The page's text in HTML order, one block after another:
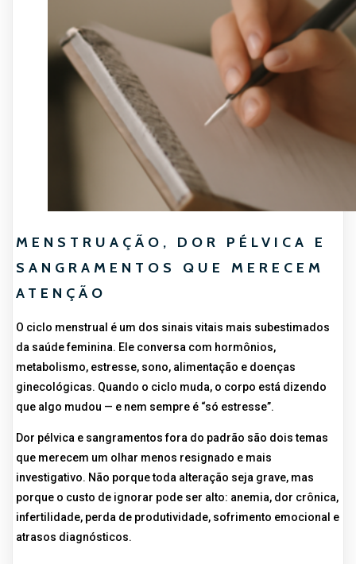
MENSTRUAÇÃO, DOR PÉLVICA E
SANGRAMENTOS QUE MERECEM
ATENÇÃO
O ciclo menstrual é um dos sinais vitais mais subestimados
da saúde feminina. Ele conversa com hormônios,
metabolismo, estresse, sono, alimentação e doenças
ginecológicas. Quando o ciclo muda, o corpo está dizendo
que algo mudou — e nem sempre é “só estresse”.
Dor pélvica e sangramentos fora do padrão são dois temas
que merecem um olhar menos resignado e mais
investigativo. Não porque toda alteração seja grave, mas
porque o custo de ignorar pode ser alto: anemia, dor crônica,
infertilidade, perda de produtividade, sofrimento emocional e
atrasos diagnósticos.